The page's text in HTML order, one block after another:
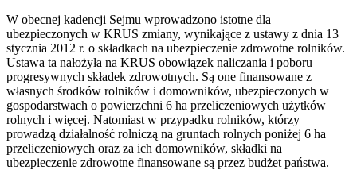
W obecnej kadencji Sejmu wprowadzono istotne dla
ubezpieczonych w KRUS zmiany, wynikające z ustawy z dnia 13
stycznia 2012 r. o składkach na ubezpieczenie zdrowotne rolników.
Ustawa ta nałożyła na KRUS obowiązek naliczania i poboru
progresywnych składek zdrowotnych. Są one finansowane z
własnych środków rolników i domowników, ubezpieczonych w
gospodarstwach o powierzchni 6 ha przeliczeniowych użytków
rolnych i więcej. Natomiast w przypadku rolników, którzy
prowadzą działalność rolniczą na gruntach rolnych poniżej 6 ha
przeliczeniowych oraz za ich domowników, składki na
ubezpieczenie zdrowotne finansowane są przez budżet państwa.